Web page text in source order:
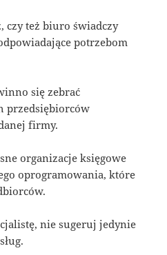
czy też biuro świadczy
potrzebom
się zebrać
przedsiębiorców
firmy.
organizacje księgowe
oprogramowania, które
nie sugeruj jedynie